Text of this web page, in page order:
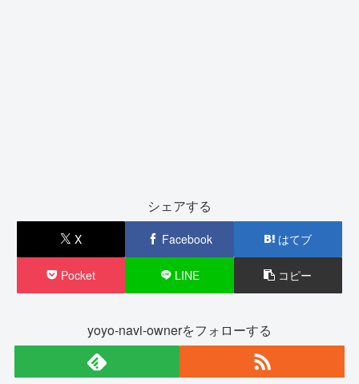
シェアする
X Facebook はてブ
Pocket LINE コピー
yoyo-navi-ownerをフォローする